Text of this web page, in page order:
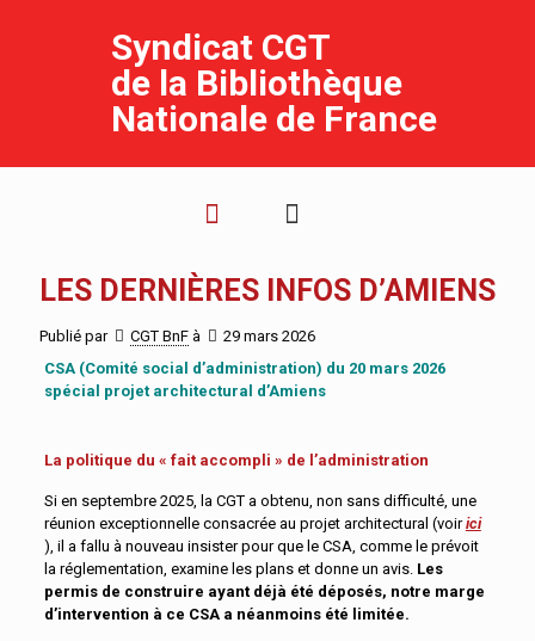
Syndicat CGT
de la Bibliothèque
Nationale de France
LES DERNIÈRES INFOS D’AMIENS
Publié par CGT BnF à
29 mars 2026
CSA (Comité social d’administration) du 20 mars 2026
spécial projet architectural d’Amiens
La politique du « fait accompli » de l’administration
Si en septembre 2025, la CGT a obtenu, non sans difficulté, une
réunion exceptionnelle consacrée au projet architectural (voirici
), il a fallu à nouveau insister pour que le CSA, comme le prévoit
la réglementation, examine les plans et donne un avis. Les
permis de construire ayant déjà été déposés, notre marge
d’intervention à ce CSA a néanmoins été limitée.